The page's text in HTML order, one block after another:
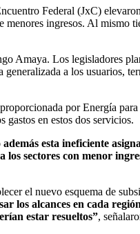
Federal (JxC)
ingresos. Al mismo
Amaya. Los legisladores
a los usuarios,
por Energía
gastos en estos dos servicios.
esta ineficiente
sectores con menor
el nuevo esquema de
los alcances en cada
estar resueltos”,